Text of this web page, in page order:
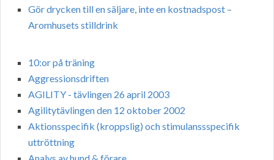
Gör drycken till en säljare, inte en kostnadspost –
Aromhusets stilldrink
10:or på träning
Aggressionsdriften
AGILITY - tävlingen 26 april 2003
Agilitytävlingen den 12 oktober 2002
Aktionsspecifik (kroppslig) och stimulanssspecifik
uttröttning